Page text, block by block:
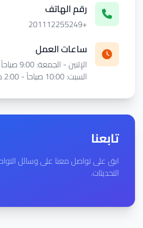
رقم الهاتف
+201112255249
ساعات العمل
الإثنين - الجمعة: 9:00 صباحاً - 6:00 مساءً
السبت: 10:00 صباحاً - 2:00 مساءً
تابعنا
ابق على تواصل معنا على وسائل
التحديثات.